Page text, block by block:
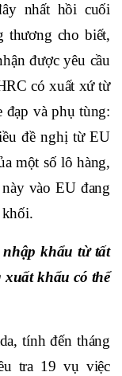
nhất hồi cuối
thương cho biết,
được yêu cầu
có xuất xứ từ
đạp và phụ tùng:
đề nghị từ EU
một số lô hàng,
vào EU đang
khối.
khẩu từ tất
xuất khẩu có thể
tính đến tháng
tra 19 vụ việc